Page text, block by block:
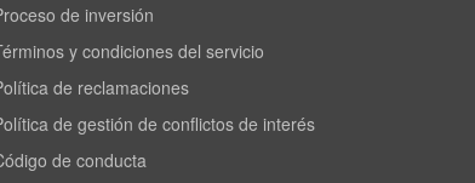
Proceso de inversión
Términos y condiciones del servicio
Política de reclamaciones
Política de gestión de conflictos de interés
Código de conducta